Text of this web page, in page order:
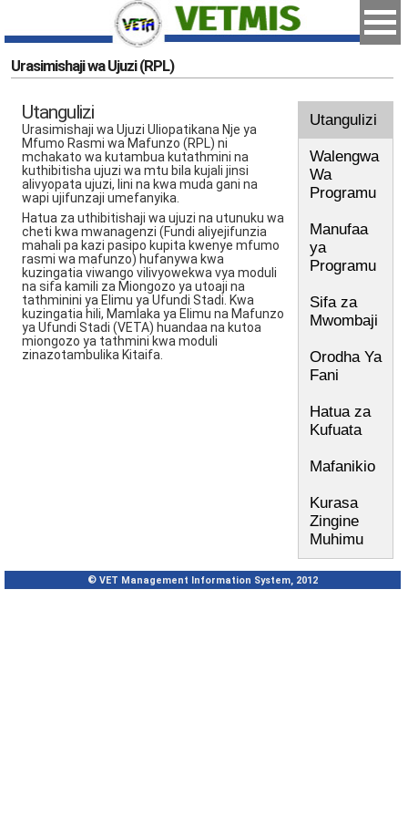
Urasimishaji wa Ujuzi (RPL)
Utangulizi
Urasimishaji wa Ujuzi Uliopatikana Nje ya
Mfumo Rasmi wa Mafunzo (RPL) ni
mchakato wa kutambua kutathmini na
kuthibitisha ujuzi wa mtu bila kujali jinsi
alivyopata ujuzi, lini na kwa muda gani na
wapi ujifunzaji umefanyika.
Hatua za uthibitishaji wa ujuzi na utunuku wa
cheti kwa mwanagenzi (Fundi aliyejifunzia
mahali pa kazi pasipo kupita kwenye mfumo
rasmi wa mafunzo) hufanywa kwa
kuzingatia viwango vilivyowekwa vya moduli
na sifa kamili za Miongozo ya utoaji na
tathminini ya Elimu ya Ufundi Stadi. Kwa
kuzingatia hili, Mamlaka ya Elimu na Mafunzo
ya Ufundi Stadi (VETA) huandaa na kutoa
miongozo ya tathmini kwa moduli
zinazotambulika Kitaifa.
Utangulizi
Walengwa
Wa
Programu
Manufaa
ya
Programu
Sifa za
Mwombaji
Orodha Ya
Fani
Hatua za
Kufuata
Mafanikio
Kurasa
Zingine
Muhimu
© VET Management Information System, 2012